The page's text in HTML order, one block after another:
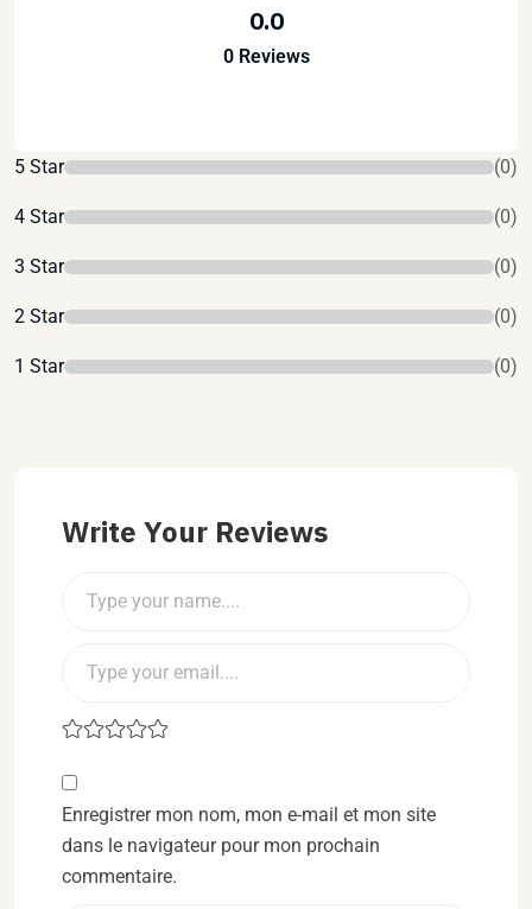
0.0
0 Reviews
5 Star (0)
4 Star (0)
3 Star (0)
2 Star (0)
1 Star (0)
Write Your Reviews
Enregistrer mon nom, mon e-mail et mon site
dans le navigateur pour mon prochain
commentaire.